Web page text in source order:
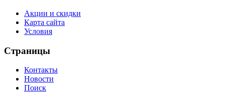
Акции и скидки
Карта сайта
Условия
Страницы
Контакты
Новости
Поиск